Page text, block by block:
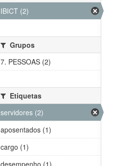
IBICT (2)
Grupos
7. PESSOAS (2)
Etiquetas
servidores (2)
aposentados (1)
cargo (1)
desempenho (1)